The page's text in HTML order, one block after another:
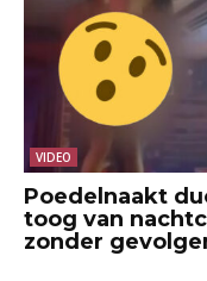
VIDEO
Poedelnaakt
toog van
zonder